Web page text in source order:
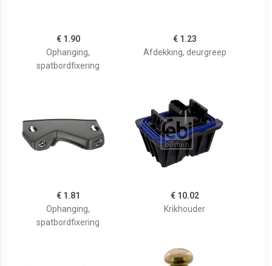
€ 1.90
Ophanging,
spatbordfixering
€ 1.23
Afdekking, deurgreep
€ 1.81
Ophanging,
spatbordfixering
€ 10.02
Krikhouder